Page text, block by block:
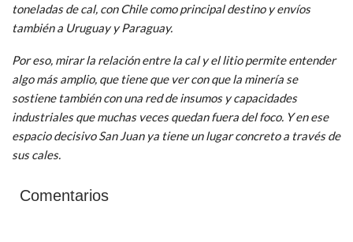
toneladas de cal, con Chile como principal destino y envíos
también a Uruguay y Paraguay.
Por eso, mirar la relación entre la cal y el litio permite entender
algo más amplio, que tiene que ver con que la minería se
sostiene también con una red de insumos y capacidades
industriales que muchas veces quedan fuera del foco. Y en ese
espacio decisivo San Juan ya tiene un lugar concreto a través de
sus cales.
Comentarios